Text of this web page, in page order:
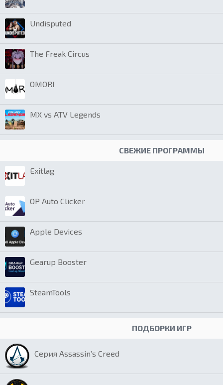
Undisputed
The Freak Circus
OMORI
MX vs ATV Legends
СВЕЖИЕ ПРОГРАММЫ
Exitlag
OP Auto Clicker
Apple Devices
Gearup Booster
SteamTools
ПОДБОРКИ ИГР
Серия Assassin’s Creed